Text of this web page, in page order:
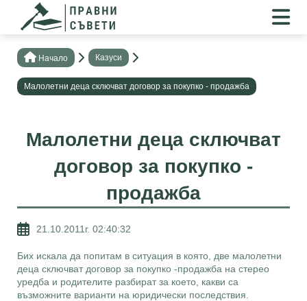
Нaчало Казуси
Mалолетни деца сключват договор за покупко - продажба
Mалолетни деца сключват
договор за покупко -
продажба
21.10.2011г. 02:40:32
Бих искала да попитам в ситуация в която, две малолетни
деца сключват договор за покупко -продажба на стерео
уредба и родителите разбират за което, какви са
възможните вариaнти на юридически последствия.